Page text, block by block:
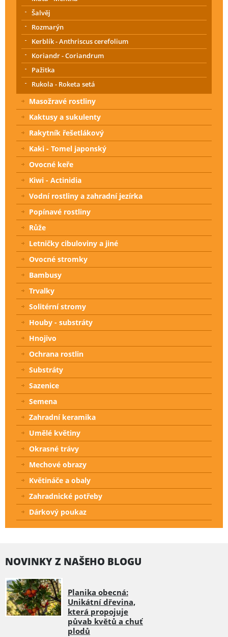
Šalvěj
Rozmarýn
Kerblík - Anthriscus cerefolium
Koriandr - Coriandrum
Pažitka
Rukola - Roketa setá
Masožravé rostliny
Kaktusy a sukulenty
Rakytník řešetlákový
Kaki - Tomel japonský
Ovocné keře
Kiwi - Actinidia
Vodní rostliny a zahradní jezírka
Popínavé rostliny
Růže
Letničky cibuloviny a jiné
Ovocné stromky
Bambusy
Trvalky
Solitérní stromy
Houby - substráty
Hnojivo
Ochrana rostlin
Substráty
Sazenice
Semena
Zahradní keramika
Umělé květiny
Okrasné trávy
Mechové obrazy
Květináče a obaly
Zahradnické potřeby
Dárkový poukaz
NOVINKY Z NAŠEHO BLOGU
Planika obecná:
Unikátní dřevina,
která propojuje
půvab květů a chuť
plodů